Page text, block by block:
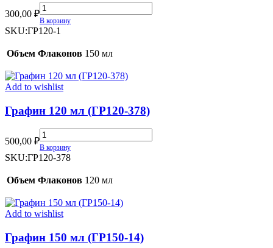
300,00 ₽
Графин
120
мл
1)
В корзину
SKU:ГР120-1
Объем Флаконов 150 мл
Add to wishlist
Графин 120 мл (ГР120-378)
500,00 ₽
Графин
120
мл
378)
В корзину
SKU:ГР120-378
Объем Флаконов 120 мл
Add to wishlist
Графин 150 мл (ГР150-14)